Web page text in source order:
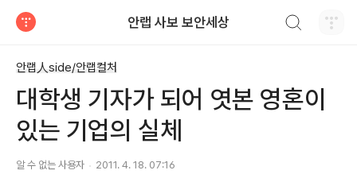
안랩 사보 보안세상
안랩人side/안랩컬처
대학생 기자가 되어 엿본 영혼이
있는 기업의 실체
알 수 없는 사용자 2011. 4. 18. 07:16